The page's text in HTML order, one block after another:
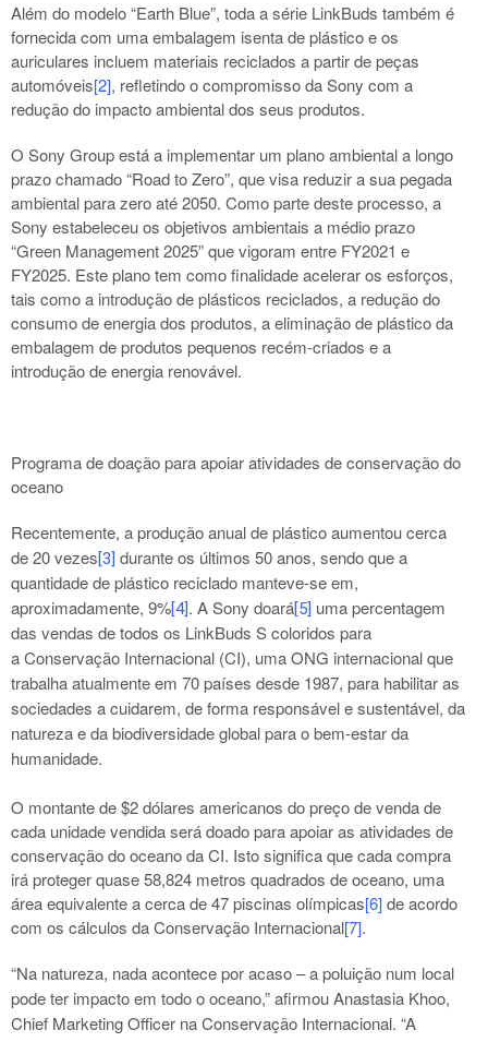
Além do modelo “Earth Blue”, toda a série LinkBuds também é
fornecida com uma embalagem isenta de plástico e os
auriculares incluem materiais reciclados a partir de peças
automóveis[2], refletindo o compromisso da Sony com a
redução do impacto ambiental dos seus produtos.
O Sony Group está a implementar um plano ambiental a longo
prazo chamado “Road to Zero”, que visa reduzir a sua pegada
ambiental para zero até 2050. Como parte deste processo, a
Sony estabeleceu os objetivos ambientais a médio prazo
“Green Management 2025” que vigoram entre FY2021 e
FY2025. Este plano tem como finalidade acelerar os esforços,
tais como a introdução de plásticos reciclados, a redução do
consumo de energia dos produtos, a eliminação de plástico da
embalagem de produtos pequenos recém-criados e a
introdução de energia renovável.
Programa de doação para apoiar atividades de conservação do
oceano
Recentemente, a produção anual de plástico aumentou cerca
de 20 vezes[3] durante os últimos 50 anos, sendo que a
quantidade de plástico reciclado manteve-se em,
aproximadamente, 9%[4]. A Sony doará[5] uma percentagem
das vendas de todos os LinkBuds S coloridos para
aConservação Internacional (CI), uma ONG internacional que
trabalha atualmente em 70 países desde 1987, para habilitar as
sociedades a cuidarem, de forma responsável e sustentável, da
natureza e da biodiversidade global para o bem-estar da
humanidade.
O montante de $2 dólares americanos do preço de venda de
cada unidade vendida será doado para apoiar as atividades de
conservação do oceano da CI. Isto significa que cada compra
irá proteger quase 58,824 metros quadrados de oceano, uma
área equivalente a cerca de 47 piscinas olímpicas[6]de acordo
com os cálculos da Conservação Internacional[7].
“Na natureza, nada acontece por acaso – a poluição num local
pode ter impacto em todo o oceano,” afirmou Anastasia Khoo,
Chief Marketing Officer na Conservação Internacional. “A